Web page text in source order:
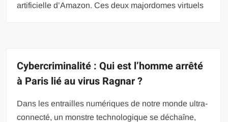
artificielle d’Amazon. Ces deux majordomes virtuels
Cybercriminalité : Qui est l’homme arrêté
à Paris lié au virus Ragnar ?
Dans les entrailles numériques de notre monde ultra-
connecté, un monstre technologique se déchaîne,